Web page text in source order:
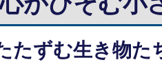
たずむ生き物